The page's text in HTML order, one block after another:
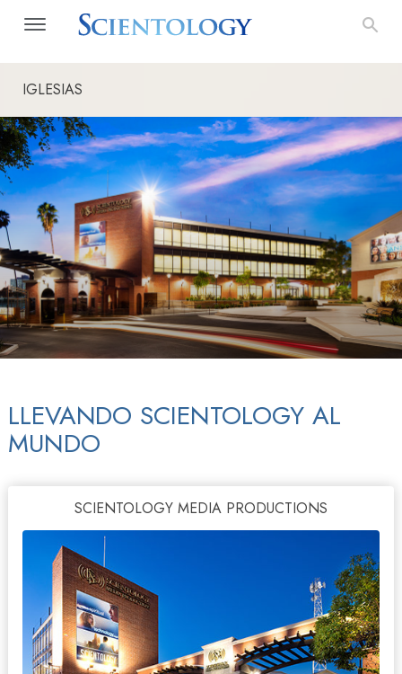
IGLESIAS
LLEVANDO SCIENTOLOGY AL
MUNDO
SCIENTOLOGY MEDIA PRODUCTIONS